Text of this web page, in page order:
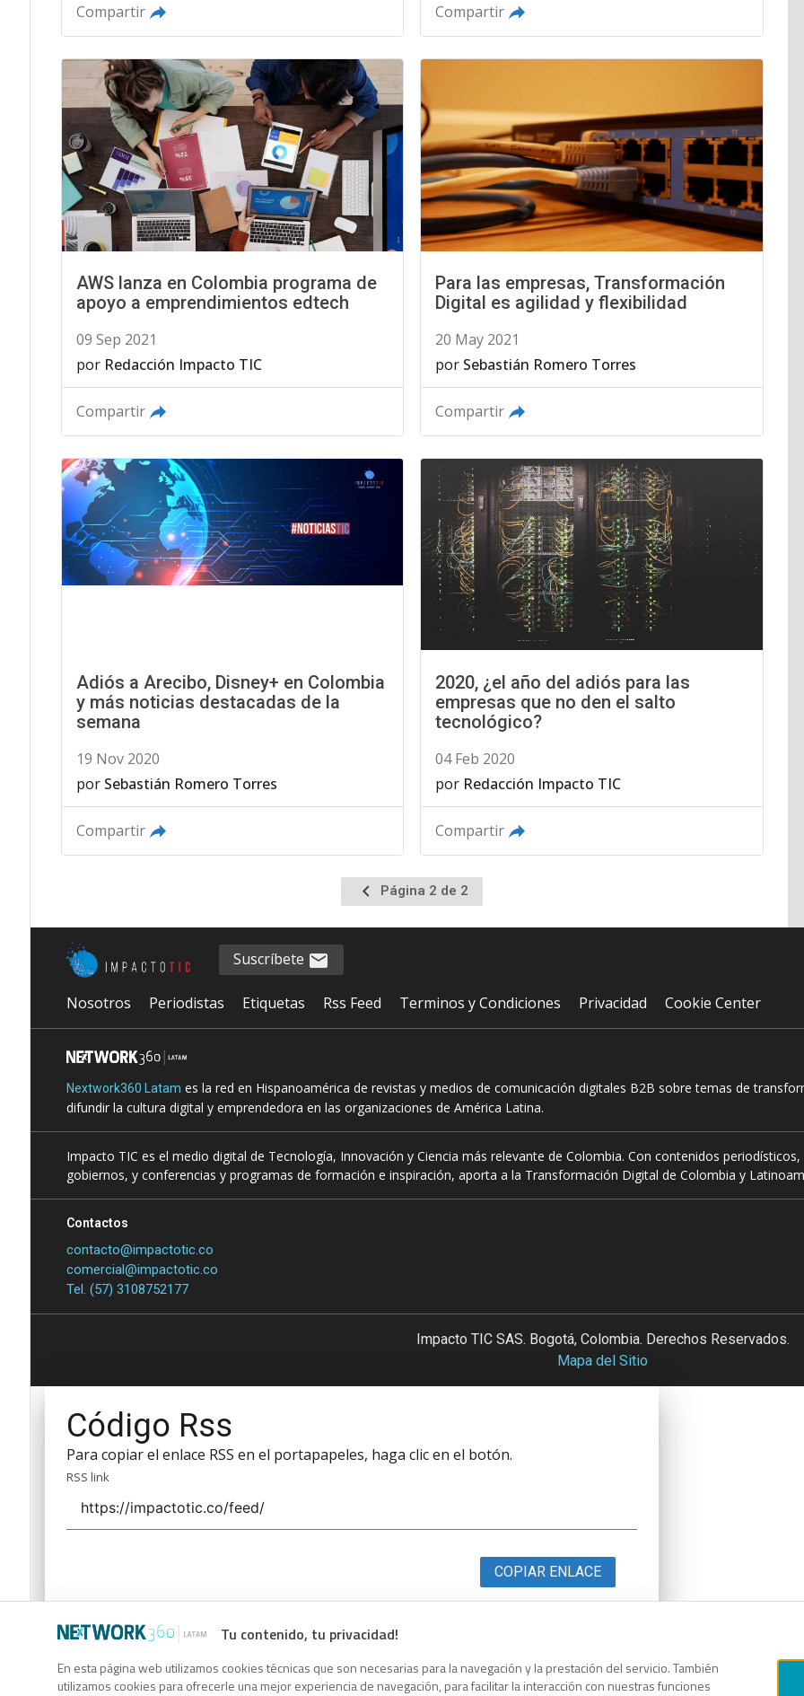
Compartir Compartir
AWS lanza en Colombia programa de
apoyo a emprendimientos edtech
09 Sep 2021
por Redacción Impacto TIC
Compartir
Para las empresas, Transformación
Digital es agilidad y flexibilidad
20 May 2021
por Sebastián Romero Torres
Compartir
Adiós a Arecibo, Disney+ en Colombia
y más noticias destacadas de la
semana
19 Nov 2020
por Sebastián Romero Torres
Compartir
2020, ¿el año del adiós para las
empresas que no den el salto
tecnológico?
04 Feb 2020
por Redacción Impacto TIC
Compartir
Ir
a
la
Página 2 de 2
Tu contenido, tu privacidad!
En esta página web utilizamos cookies técnicas que son necesarias para la navegación y la prestación del servicio. También
utilizamos cookies para ofrecerle una mejor experiencia de navegación, para facilitar la interacción con nuestras funciones
Suscríbete
Nosotros Periodistas Etiquetas Rss Feed Terminos y Condiciones Privacidad Cookie Center
Nextwork360 Latam es la red en Hispanoamérica de revistas y medios de comunicación digitales B2B sobre temas de
difundir la cultura digital y emprendedora en las organizaciones de América Latina.
Impacto TIC es el medio digital de Tecnología, Innovación y Ciencia más relevante de Colombia. Con contenidos
gobiernos, y conferencias y programas de formación e inspiración, aporta a la Transformación Digital de Colombia y
Contactos
contacto@impactotic.co
comercial@impactotic.co
Tel. (57) 3108752177
Impacto TIC SAS. Bogotá, Colombia. Derechos Reservados.
Mapa del Sitio
Código Rss
Para copiar el enlace RSS en el portapapeles, haga clic en el botón.
RSS link
COPIAR ENLACE
Código Rss
Para copiar el enlace RSS en el portapapeles, haga clic en el botón.